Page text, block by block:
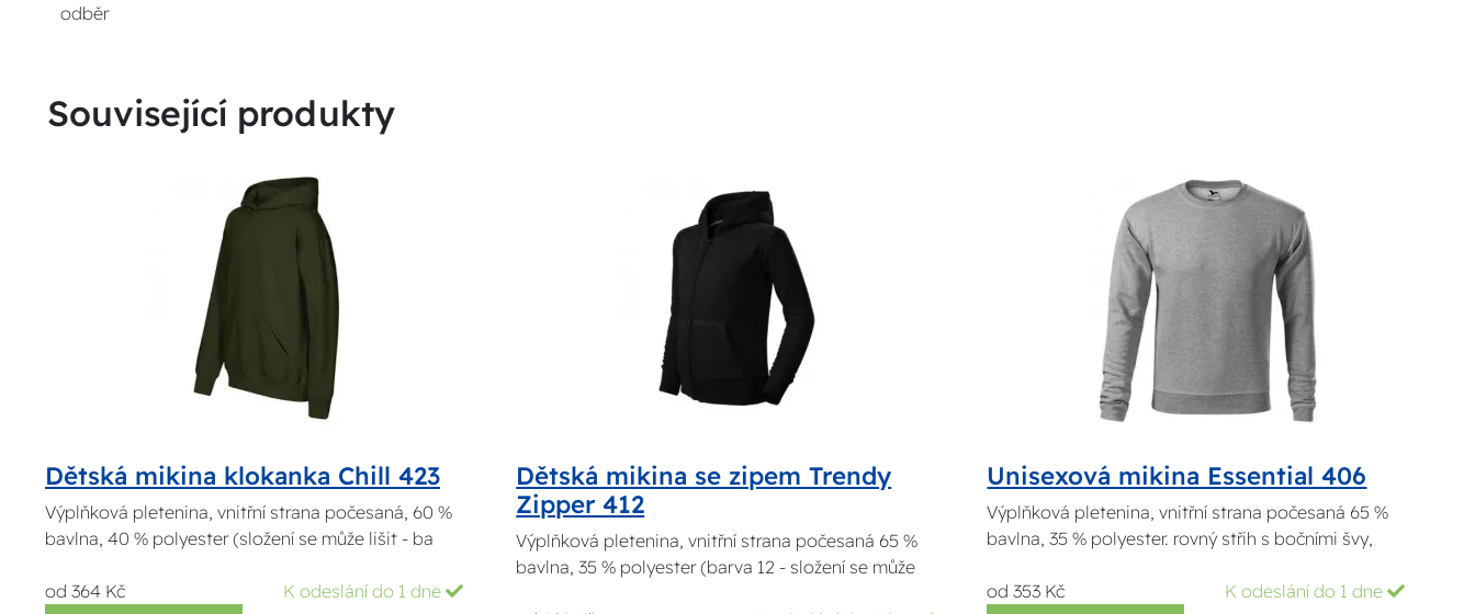
odběr
Související produkty
Dětská mikina klokanka Chill 423
Výplňková pletenina, vnitřní strana počesaná, 60 %
bavlna, 40 % polyester (složení se může lišit - ba
od 364 Kč K odeslání do 1 dne
Dětská mikina se zipem Trendy
Zipper 412
Výplňková pletenina, vnitřní strana počesaná 65 %
bavlna, 35 % polyester (barva 12 - složení se může
Unisexová mikina Essential 406
Výplňková pletenina, vnitřní strana počesaná 65 %
bavlna, 35 % polyester. rovný střih s bočními švy,
od 353 Kč K odeslání do 1 dne